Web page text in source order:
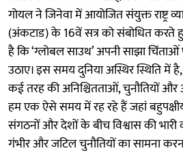
गोयल ने जिनेवा में आयोजित संयुक्त राष्ट्र
(अंकटाड) के 16वें सत्र को संबोधित करते
है कि ‘ग्लोबल साउथ’ अपनी साझा
उठाए। इस समय दुनिया अस्थिर स्थिति में है,
कई तरह की अनिश्चितताओं, चुनौतियों और
हम एक ऐसे समय में रह रहे हैं जहां बहुपक्षीय
संगठनों और देशों के बीच विश्वास की
गंभीर और जटिल चुनौतियों का सामना